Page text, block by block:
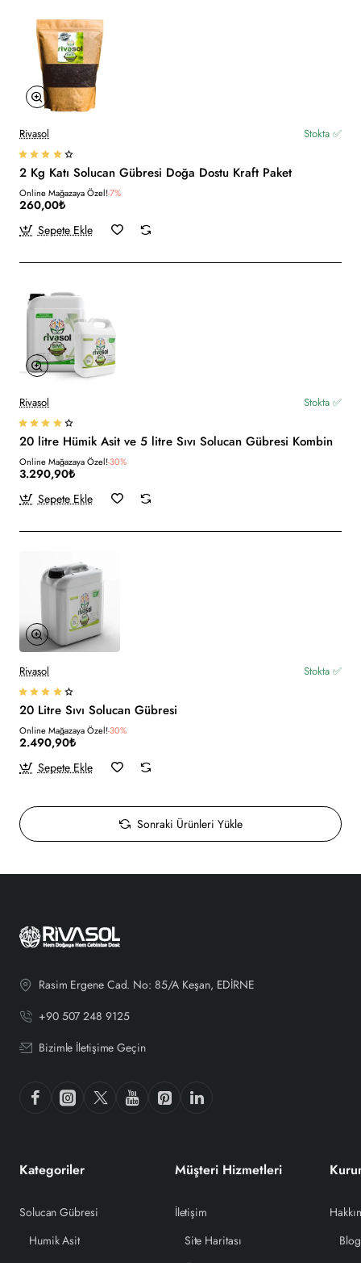
Rivasol Stokta ✅
2 Kg Katı Solucan Gübresi Doğa Dostu Kraft Paket
Online Mağazaya Özel!-7%
260,00₺
Sepete Ekle
Rivasol Stokta ✅
20 litre Hümik Asit ve 5 litre Sıvı Solucan Gübresi Kombin
Online Mağazaya Özel!-30%
3.290,90₺
Sepete Ekle
Rivasol Stokta ✅
20 Litre Sıvı Solucan Gübresi
Online Mağazaya Özel!-30%
2.490,90₺
Sepete Ekle
Sonraki Ürünleri Yükle
Rasim Ergene Cad. No: 85/A Keşan, EDİRNE
+90 507 248 9125
Bizimle İletişime Geçin
Kategoriler
Solucan Gübresi
Humik Asit
Müşteri Hizmetleri
İletişim
Site Haritası
Blog